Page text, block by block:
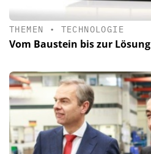
THEMEN • TECHNOLOGIE
Vom Baustein bis zur Lösung